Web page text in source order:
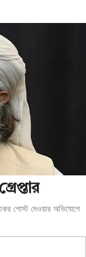
পোস্ট দেওয়ার অভিযোগে